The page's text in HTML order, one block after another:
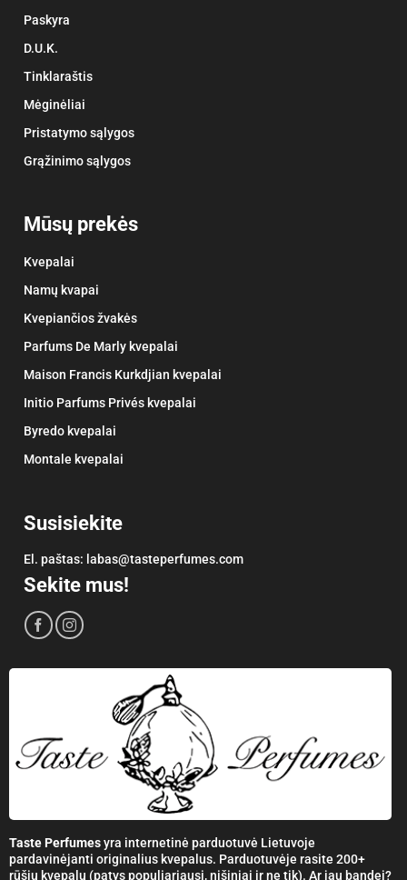
Paskyra
D.U.K.
Tinklaraštis
Mėginėliai
Pristatymo sąlygos
Grąžinimo sąlygos
Mūsų prekės
Kvepalai
Namų kvapai
Kvepiančios žvakės
Parfums De Marly kvepalai
Maison Francis Kurkdjian kvepalai
Initio Parfums Privés kvepalai
Byredo kvepalai
Montale kvepalai
Susisiekite
El. paštas: labas@tasteperfumes.com
Sekite mus!
Taste Perfumesyra internetinė parduotuvė Lietuvoje
pardavinėjanti originalius kvepalus. Parduotuvėje rasite 200+
rūšių kvepalų (patys populiariausi, nišiniai ir ne tik). Ar jau bandei?